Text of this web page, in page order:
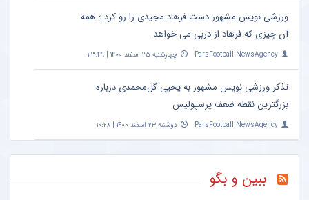
ببین و بگو
ورزشی نویس مشهور دست فرهاد مجیدی را رو کرد ؛ همه
آن چیزی که فرهاد از دربی می خواهد
ParsFootball NewsAgency چهارشنبه ۲۵ اسفند ۱۴۰۰ | ۲۳:۴۹
تذکر ورزشی نویس مشهور به یحیی گل‌محمدی درباره
بزرگترین نقطه ضعف پرسپولیس
ParsFootball NewsAgency دوشنبه ۲۳ اسفند ۱۴۰۰ | ۱۰:۲۸